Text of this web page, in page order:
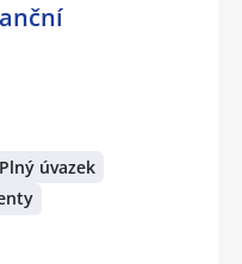
Plný úvazek